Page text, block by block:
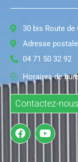
30 bis Route de
Adresse postale
04 71 50 32 92
Horaires de
Contactez-nous